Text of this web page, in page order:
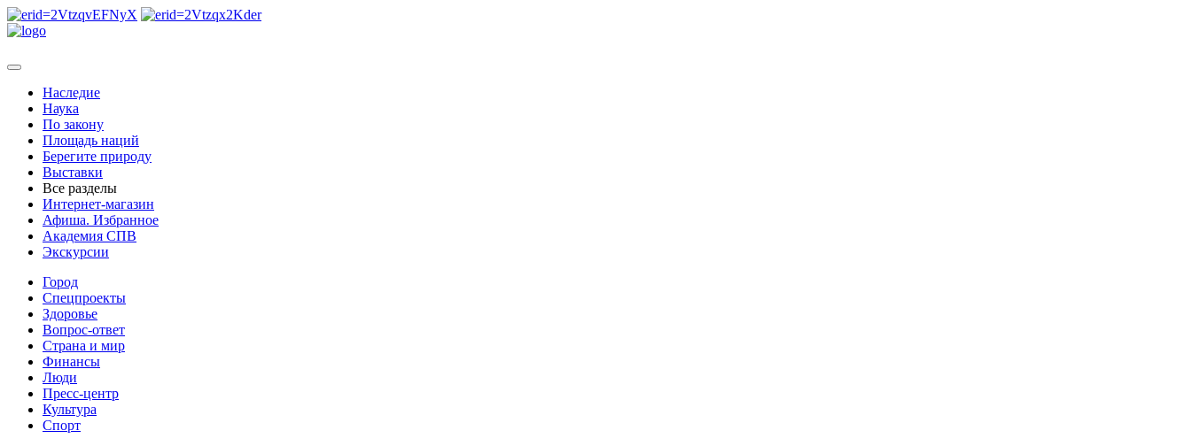
Наследие
Наука
По закону
Площадь наций
Берегите природу
Выставки
Все разделы
Интернет-магазин
Афиша. Избранное
Академия СПВ
Экскурсии
Город
Спецпроекты
Здоровье
Вопрос-ответ
Страна и мир
Финансы
Люди
Пресс-центр
Культура
Спорт